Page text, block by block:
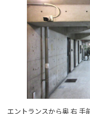
エントランスから奥 右 手